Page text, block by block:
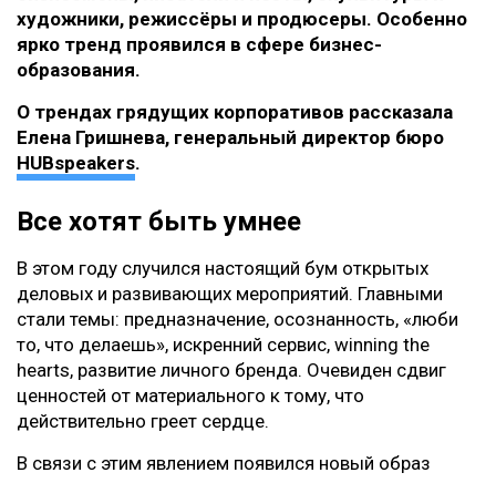
художники, режиссёры и продюсеры. Особенно
ярко тренд проявился в сфере бизнес-
образования.
О трендах грядущих корпоративов рассказала
Елена Гришнева, генеральный директор бюро
HUBspeakers.
Все хотят быть умнее
В этом году случился настоящий бум открытых
деловых и развивающих мероприятий. Главными
стали темы: предназначение, осознанность, «люби
то, что делаешь», искренний сервис, winning the
hearts, развитие личного бренда. Очевиден сдвиг
ценностей от материального к тому, что
действительно греет сердце.
В связи с этим явлением появился новый образ